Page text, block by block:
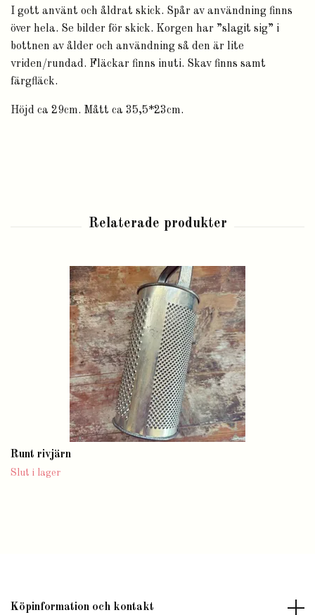
I gott använt och åldrat skick. Spår av användning finns
över hela. Se bilder för skick. Korgen har ”slagit sig” i
bottnen av ålder och användning så den är lite
vriden/rundad. Fläckar finns inuti. Skav finns samt
färgfläck.
Höjd ca 29cm. Mått ca 35,5*23cm.
Runt rivjärn
Slut i lager
Köpinformation och kontakt